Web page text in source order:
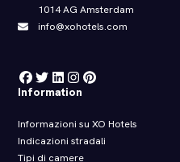
1014 AG Amsterdam
info@xohotels.com
Information
Informazioni su XO Hotels
Indicazioni stradali
Tipi di camere